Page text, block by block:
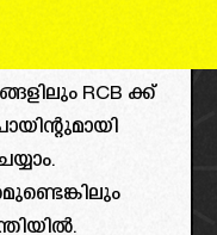
RCB ക്ക്